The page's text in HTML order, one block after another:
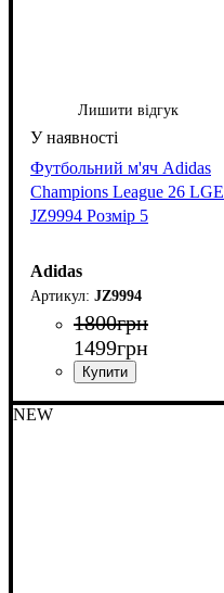
Лишити відгук
Футбольний м'яч Adidas
Champions League 26 LGE
JZ9994 Розмір 5
Adidas
JZ9994
1800грн
1499грн
NEW